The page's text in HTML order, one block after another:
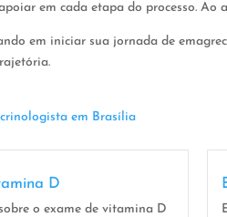
em cada etapa do processo. Ao
em iniciar sua jornada de
em Brasília
D
o exame de vitamina D